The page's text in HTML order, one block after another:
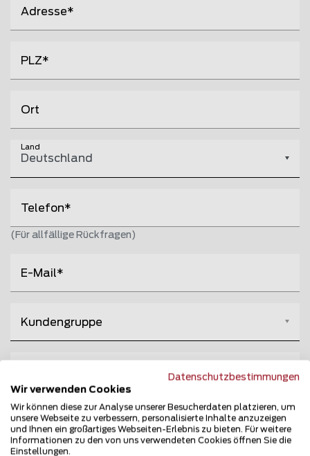
Adresse
PLZ
Ort
Deutschland
Land
Telefon
(Für allfällige Rückfragen)
E-Mail
Bitte wählen
Kundengruppe
Wie sind Sie auf uns aufmerksam geworden?
Anhänge hinzufügen
Datenschutzbestimmungen
Wir verwenden Cookies
Wir können diese zur Analyse unserer Besucherdaten platzieren, um
unsere Webseite zu verbessern, personalisierte Inhalte anzuzeigen
und Ihnen ein großartiges Webseiten-Erlebnis zu bieten. Für weitere
Informationen zu den von uns verwendeten Cookies öffnen Sie die
Einstellungen.